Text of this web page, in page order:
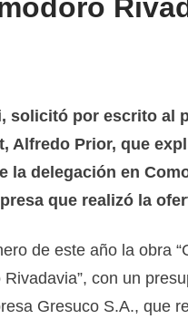
solicitó por escrito al
Alfredo Prior, que
la delegación en
que realizó la
de este año la obra
con un
Gresuco S.A., que